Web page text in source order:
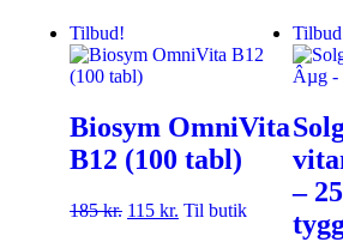
Tilbud!
Biosym OmniVita
B12 (100 tabl)
185kr. 115 kr. Til butik
–